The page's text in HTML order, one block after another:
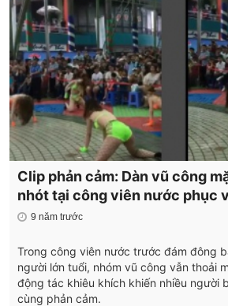
Clip phản cảm: Dàn vũ công
nhót tại công viên nước phục
9 năm trước
Trong công viên nước trước đám đông
người lớn tuổi, nhóm vũ công vẫn thoải
động tác khiêu khích khiến nhiều người
cùng phản cảm.